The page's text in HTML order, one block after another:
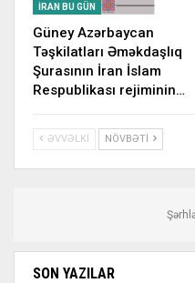
İRAN BU GÜN
Güney Azərbaycan
Təşkilatları Əməkdaşlıq
Şurasının İran İslam
Respublikası rejiminin…
ƏVVƏLKI NÖVBƏTI
SON YAZILAR